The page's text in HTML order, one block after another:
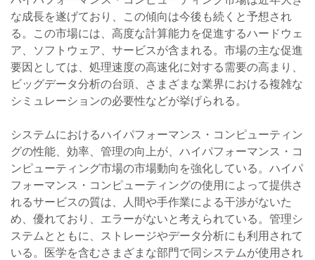
な成長を遂げており、この傾向は今後も続くと予想され
る。この市場には、高度な計算能力を促進するハードウェ
ア、ソフトウェア、サービスが含まれる。市場の主な促進
要因としては、処理速度の高速化に対する需要の高まり、
ビッグデータ分析の台頭、さまざまな業界における複雑な
シミュレーションの必要性などが挙げられる。
システムにおけるハイパフォーマンス・コンピューティン
グの性能、効率、管理の向上が、ハイパフォーマンス・コ
ンピューティング市場の市場動向を強化している。ハイパ
フォーマンス・コンピューティングの使用によって提供さ
れるサービスの質は、人間や手作業による干渉がないた
め、優れており、エラーがないと考えられている。管理シ
ステムとともに、ストレージやデータ分析にも利用されて
いる。医学を含むさまざまな部門で同システムが使用され